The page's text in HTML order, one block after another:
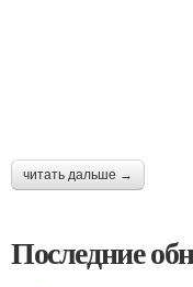
читать дальше →
Последние